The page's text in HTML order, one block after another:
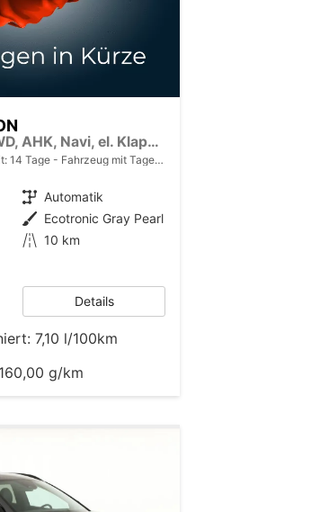
1.6 T-GDI DCT 4WD, AHK, Navi, el. Klappe, Kamera, Side, Winter, 19-Zoll
14 Tage Fahrzeug mit Tageszulassung
Getriebe Automatik
Außenfarbe Ecotronic Gray Pearl
Kilometerstand 10 km
Details
7,10 l/100km
160,00 g/km